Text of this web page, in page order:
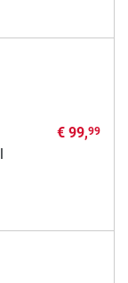
€ 99,99